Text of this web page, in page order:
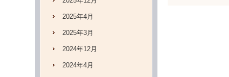
2025年4月
2025年3月
2024年12月
2024年4月